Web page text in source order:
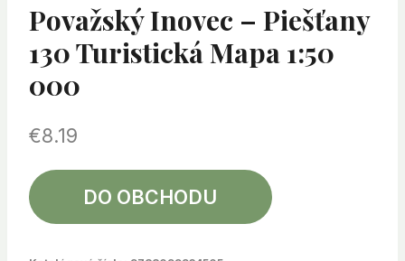
Považský Inovec – Piešťany
130 Turistická Mapa 1:50
000
€8.19
DO OBCHODU